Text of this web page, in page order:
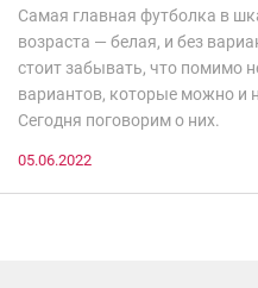
Самая главная футболка в
возраста — белая, и без
стоит забывать, что помимо
вариантов, которые можно и
Сегодня поговорим о них.
05.06.2022